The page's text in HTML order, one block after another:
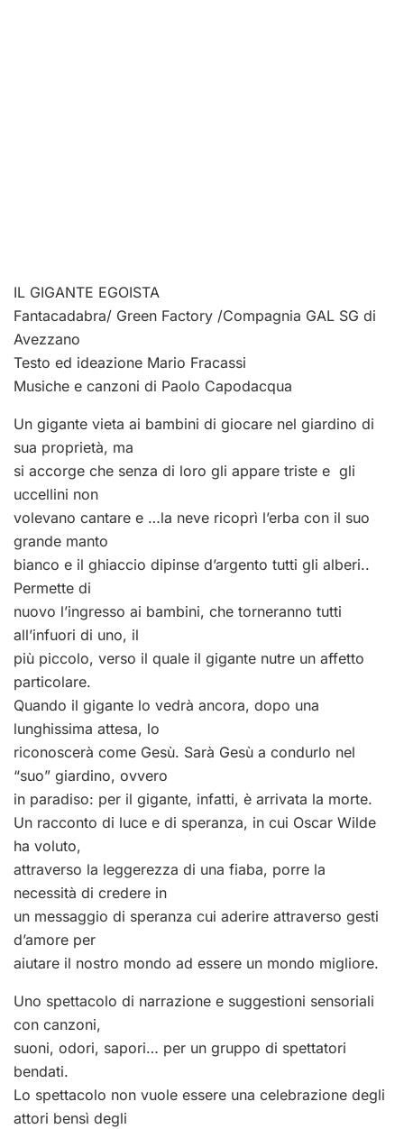
IL GIGANTE EGOISTA
Fantacadabra/ Green Factory /Compagnia GAL SG di
Avezzano
Testo ed ideazione Mario Fracassi
Musiche e canzoni di Paolo Capodacqua
Un gigante vieta ai bambini di giocare nel giardino di
sua proprietà, ma
si accorge che senza di loro gli appare triste e gli
uccellini non
volevano cantare e …la neve ricoprì l’erba con il suo
grande manto
bianco e il ghiaccio dipinse d’argento tutti gli alberi..
Permette di
nuovo l’ingresso ai bambini, che torneranno tutti
all’infuori di uno, il
più piccolo, verso il quale il gigante nutre un affetto
particolare.
Quando il gigante lo vedrà ancora, dopo una
lunghissima attesa, lo
riconoscerà come Gesù. Sarà Gesù a condurlo nel
“suo” giardino, ovvero
in paradiso: per il gigante, infatti, è arrivata la morte.
Un racconto di luce e di speranza, in cui Oscar Wilde
ha voluto,
attraverso la leggerezza di una fiaba, porre la
necessità di credere in
un messaggio di speranza cui aderire attraverso gesti
d’amore per
aiutare il nostro mondo ad essere un mondo migliore.
Uno spettacolo di narrazione e suggestioni sensoriali
con canzoni,
suoni, odori, sapori… per un gruppo di spettatori
bendati.
Lo spettacolo non vuole essere una celebrazione degli
attori bensì degli